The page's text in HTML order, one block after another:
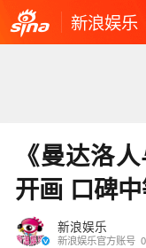
新浪娱乐
《曼达洛
开画 口碑
新浪娱乐
新浪娱乐官方账号